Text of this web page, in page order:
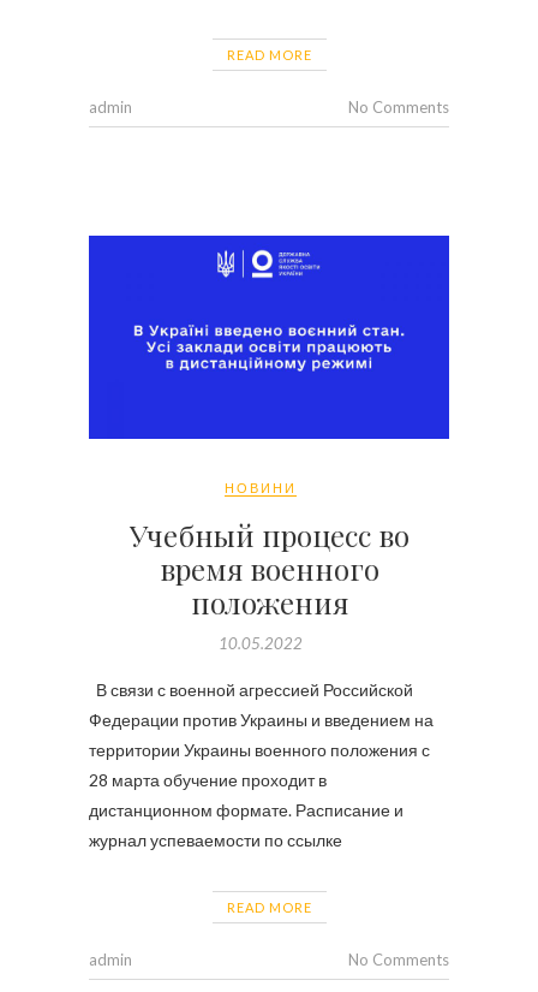
READ MORE
admin No Comments
НОВИНИ
Учебный процесс во
время военного
положения
10.05.2022
В связи с военной агрессией Российской
Федерации против Украины и введением на
территории Украины военного положения с
28 марта обучение проходит в
дистанционном формате. Расписание и
журнал успеваемости по ссылке
READ MORE
admin No Comments